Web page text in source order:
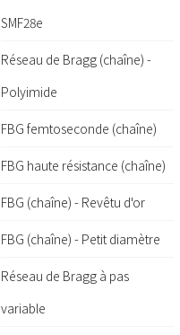
SMF28e
Réseau de Bragg (chaîne) -
Polyimide
FBG femtoseconde (chaîne)
FBG haute résistance (chaîne)
FBG (chaîne) - Revêtu d'or
FBG (chaîne) - Petit diamètre
Réseau de Bragg à pas
variable